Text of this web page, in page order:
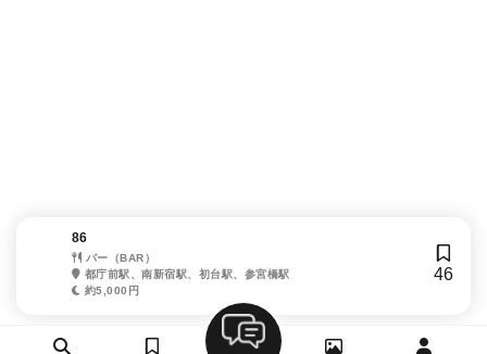
86
バー（BAR）
都庁前駅、南新宿駅、初台駅、参宮橋駅
約5,000円
46